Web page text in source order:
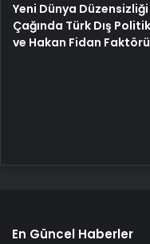
Yeni Dünya Düzensizliği
Çağında Türk Dış
ve Hakan Fidan Faktörü
En Güncel Haberler